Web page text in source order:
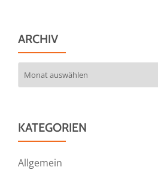
ARCHIV
KATEGORIEN
Allgemein